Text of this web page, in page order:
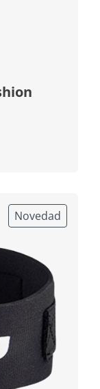
Novedad